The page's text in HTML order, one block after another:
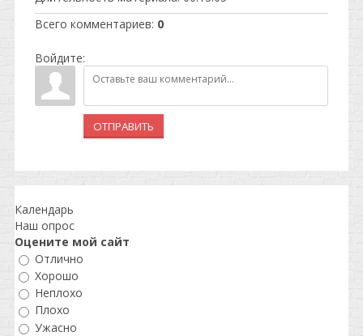
Всего комментариев: 0
Войдите:
ОТПРАВИТЬ
Календарь
Наш опрос
Оцените мой сайт
Отлично
Хорошо
Неплохо
Плохо
Ужасно